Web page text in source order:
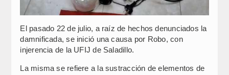
El pasado 22 de julio, a raíz de hechos denunciados la
damnificada, se inició una causa por Robo, con
injerencia de la UFIJ de Saladillo.
La misma se refiere a la sustracción de elementos de